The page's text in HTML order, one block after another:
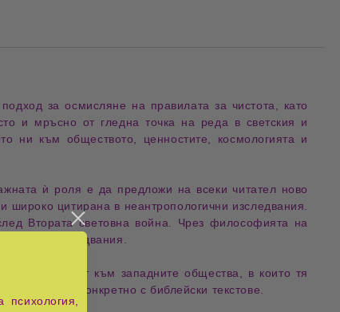
подход за осмисляне на правилата за чистота, като
и мръсно от гледна точка на реда в светския и
ни към обществото , ценностите, космологията и
ѝ роля е да предложи на всеки читател ново
и широко цитирана в неантропологични изследвания.
изследвания
ѝ се насочват към западните общества, в които тя
свързани по-конкретно с библейски текстове